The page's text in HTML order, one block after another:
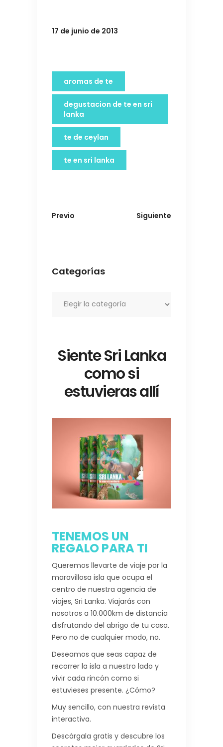
17 de junio de 2013
aromas de te
degustacion de te en sri
lanka
te de ceylan
te en sri lanka
Previo Siguiente
Categorías
Siente Sri Lanka
como si
estuvieras allí
TENEMOS UN
REGALO PARA TI
Queremos llevarte de viaje por la
maravillosa isla que ocupa el
centro de nuestra agencia de
viajes, Sri Lanka. Viajarás con
nosotros a 10.000km de distancia
disfrutando del abrigo de tu casa.
Pero no de cualquier modo, no.
Deseamos que seas capaz de
recorrer la isla a nuestro lado y
vivir cada rincón como si
estuvieses presente. ¿Cómo?
Muy sencillo, con nuestra revista
interactiva.
Descárgala gratis y descubre los